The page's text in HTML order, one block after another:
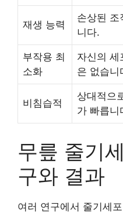
재생 능력
손상된 조
니다.
부작용 최
소화
자신의 세
은 없습니
비침습적
상대적으
가 빠릅니
무릎 줄기
구와 결과
여러 연구에서 줄기세